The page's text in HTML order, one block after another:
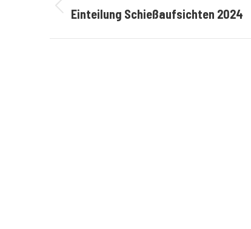
Vorheriger
Einteilung Schießaufsichten 2024